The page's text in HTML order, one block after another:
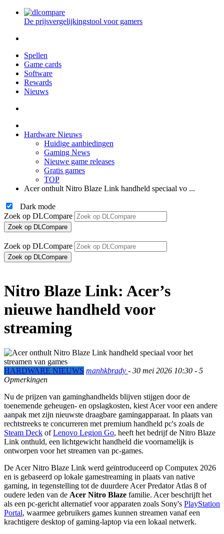
De prijsvergelijkingstool voor gamers
Spellen
Game cards
Software
Rewards
Nieuws
Hardware Nieuws
Huidige aanbiedingen
Gaming News
Nieuwe game releases
Gratis games
TOP
Acer onthult Nitro Blaze Link handheld speciaal vo ...
Dark mode
Zoek op DLCompare
Zoek op DLCompare
Nitro Blaze Link: Acer’s
nieuwe handheld voor
streaming
HARDWARE NIEUWS manhkbrady - 30 mei 2026 10:30 - 5
Opmerkingen
Nu de prijzen van gaminghandhelds blijven stijgen door de
toenemende geheugen- en opslagkosten, kiest Acer voor een andere
aanpak met zijn nieuwste draagbare gamingapparaat. In plaats van
rechtstreeks te concurreren met premium handheld pc's zoals de
Steam Deck ofLenovo Legion Go, heeft het bedrijf de Nitro Blaze
Link onthuld, een lichtgewicht handheld die voornamelijk is
ontworpen voor het streamen van pc-games.
De Acer Nitro Blaze Link werd geïntroduceerd op Computex 2026
en is gebaseerd op lokale gamestreaming in plaats van native
gaming, in tegenstelling tot de duurdere Acer Predator Atlas 8 of
oudere leden van de Acer Nitro Blaze familie. Acer beschrijft het
als een pc-gericht alternatief voor apparaten zoals Sony's PlayStation
Portal, waarmee gebruikers games kunnen streamen vanaf een
krachtigere desktop of gaming-laptop via een lokaal netwerk.